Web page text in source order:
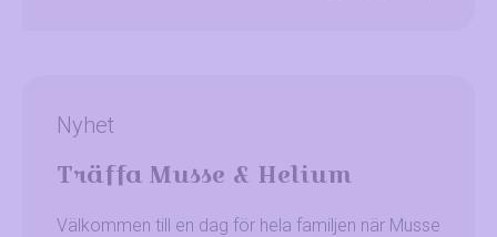
Nyhet
Träffa Musse & Helium
Välkommen till en dag för hela familjen när Musse